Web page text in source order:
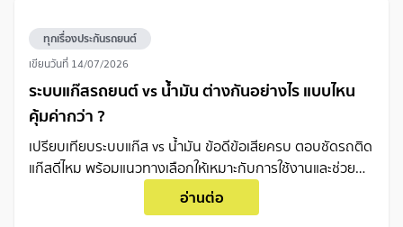
ทุกเรื่องประกันรถยนต์
เขียนวันที่ 14/07/2026
ระบบแก๊สรถยนต์ vs น้ำมัน ต่างกันอย่างไร แบบไหน
คุ้มค่ากว่า ?
เปรียบเทียบระบบแก๊ส vs น้ำมัน ข้อดีข้อเสียครบ ตอบชัดรถติด
แก๊สดีไหม พร้อมแนวทางเลือกให้เหมาะกับการใช้งานและช่วย
อ่านต่อ